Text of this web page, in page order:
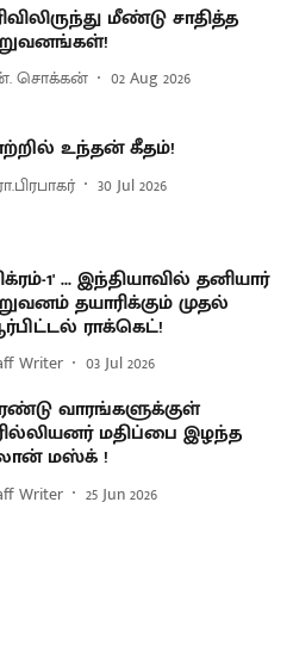
மீண்டு சாதித்த
சொக்கன் 02 Aug 2026
உந்தன் கீதம்!
30 Jul 2026
1' ... இந்தியாவில் தனியார்
தயாரிக்கும் முதல்
ராக்கெட்!
Writer 03 Jul 2026
வாரங்களுக்குள்
மதிப்பை இழந்த
மஸ்க் !
Writer 25 Jun 2026